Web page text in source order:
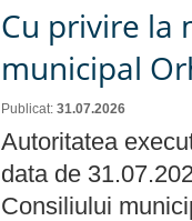
Cu privire la
municipal
Publicat: 31.07.2026
Autoritatea
data de
Consiliului